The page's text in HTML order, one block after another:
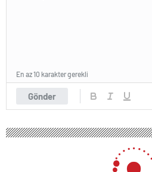
Gönder
En az 10 karakter gerekli